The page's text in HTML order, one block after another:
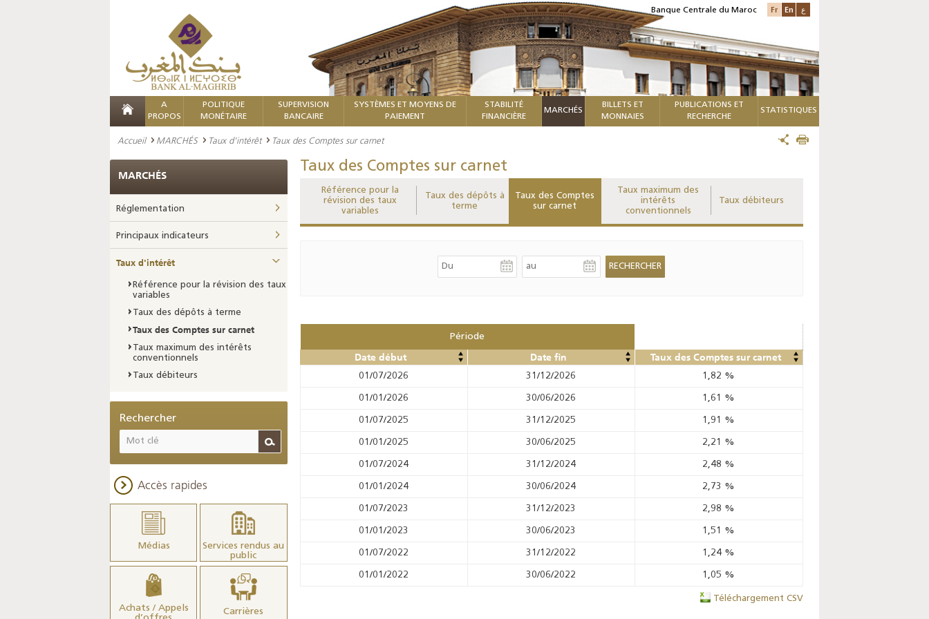
Banque Centrale du Maroc Fr En ع
A
PROPOS
POLITIQUE
MONÉTAIRE
SUPERVISION
BANCAIRE
SYSTÈMES ET MOYENS DE
PAIEMENT
STABILITÉ
FINANCIÈRE
MARCHÉS
BILLETS ET
MONNAIES
PUBLICATIONS ET
RECHERCHE
STATISTIQUES
Accueil MARCHÉS Taux d'intérêt Taux des Comptes sur carnet
Taux des Comptes sur carnet
Référence pour la
révision des taux
variables
Taux des dépôts à
terme
Taux des Comptes
sur carnet
Taux maximum des
intérêts
conventionnels
Taux débiteurs
Période
Date début Date fin Taux des Comptes sur carnet
01/07/2026 31/12/2026 1,82 %
01/01/2026 30/06/2026 1,61 %
01/07/2025 31/12/2025 1,91 %
01/01/2025 30/06/2025 2,21 %
01/07/2024 31/12/2024 2,48 %
01/01/2024 30/06/2024 2,73 %
01/07/2023 31/12/2023 2,98 %
01/01/2023 30/06/2023 1,51 %
01/07/2022 31/12/2022 1,24 %
01/01/2022 30/06/2022 1,05 %
Téléchargement CSV
MARCHÉS
Réglementation
Principaux indicateurs
Taux d'intérêt
Référence pour la révision des taux
variables
Taux des dépôts à terme
Taux des Comptes sur carnet
Taux maximum des intérêts
conventionnels
Taux débiteurs
Rechercher
Accès rapides
Médias
Services rendus au
public
Achats / Appels
Carrières